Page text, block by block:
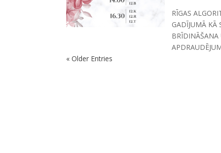
RĪGAS
GADĪJUMĀ KĀ
BRĪDINĀŠANA
« Older Entries